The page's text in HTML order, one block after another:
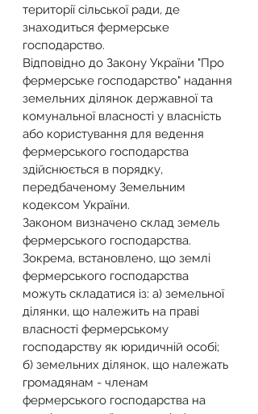
території сільської ради, де
знаходиться фермерське
господарство.
Відповідно до Закону України "Про
фермерське господарство" надання
земельних ділянок державної та
комунальної власності у власність
або користування для ведення
фермерського господарства
здійснюється в порядку,
передбаченому Земельним
кодексом України.
Законом визначено склад земель
фермерського господарства.
Зокрема, встановлено, що землі
фермерського господарства
можуть складатися із: а) земельної
ділянки, що належить на праві
власності фермерському
господарству як юридичній особі;
б) земельних ділянок, що належать
громадянам - членам
фермерського господарства на